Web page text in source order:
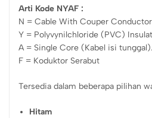
Arti Kode NYAF :
N = Cable With Couper
Y = Polyvynilchloride (PVC)
A = Single Core (Kabel isi tunggal).
F = Koduktor Serabut
Tersedia dalam beberapa pilihan
Hitam